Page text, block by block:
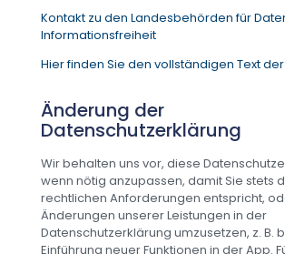
Kontakt zu den Landesbehörden für
Informationsfreiheit
Hier finden Sie den vollständigen Text der
Änderung der
Datenschutzerklärung
Wir behalten uns vor, diese
wenn nötig anzupassen, damit Sie stets
rechtlichen Anforderungen entspricht,
Änderungen unserer Leistungen in der
Datenschutzerklärung umzusetzen, z. B.
Einführung neuer Funktionen in der App.